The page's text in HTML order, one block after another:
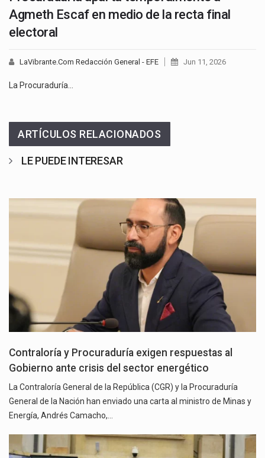
Agmeth Escaf en medio de la recta final
electoral
LaVibrante.Com Redacción General - EFE Jun 11, 2026
La Procuraduría…
ARTÍCULOS RELACIONADOS
LE PUEDE INTERESAR
Contraloría y Procuraduría exigen respuestas al
Gobierno ante crisis del sector energético
La Contraloría General de la República (CGR) y la Procuraduría
General de la Nación han enviado una carta al ministro de Minas y
Energía, Andrés Camacho,…